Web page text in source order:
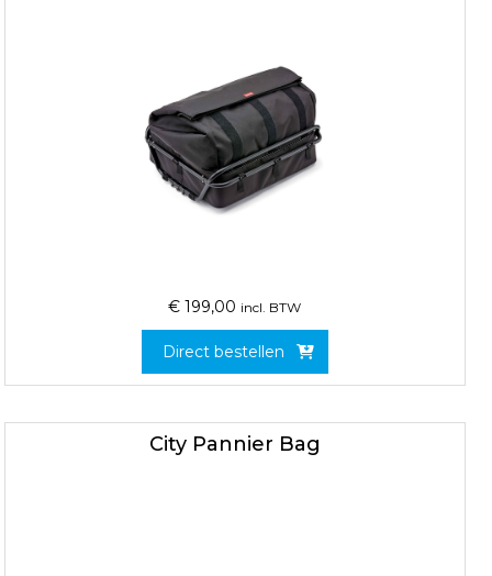
€ 199,00 incl. BTW
Direct bestellen
City Pannier Bag